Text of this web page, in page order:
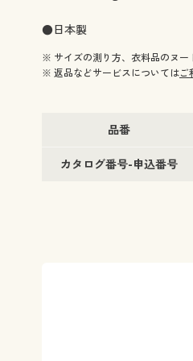
●日本製
※ サイズの測り方、衣料品のヌー
※ 返品などサービスについてはご
品番
カタログ番号-申込番号